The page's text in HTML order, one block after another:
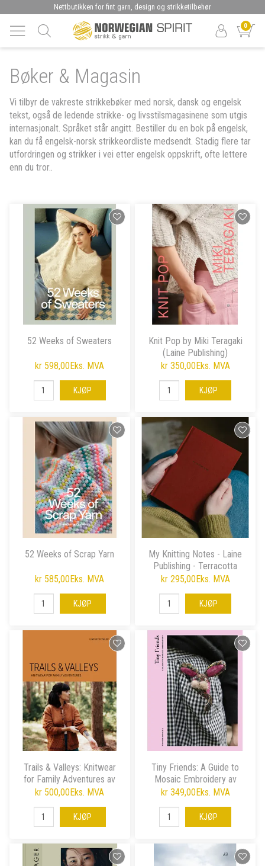
Nettbutikken for fint garn, design og strikketilbehør
0
Bøker & Magasin
Vi tilbyr de vakreste strikkebøker med norsk, dansk og engelsk
tekst, også de ledende strikke- og livsstilsmagasinene som utgis
internasjonalt. Språket står angitt. Bestiller du en bok på engelsk,
kan du få engelsk-norsk strikkeordliste medsendt. Stadig flere tar
utfordringen og strikker i vei etter engelsk oppskrift, ofte lettere
enn du tror..
52 Weeks of Sweaters
kr 598,00Eks. MVA
KJØP
Knit Pop by Miki Teragaki
(Laine Publishing)
kr 350,00Eks. MVA
KJØP
52 Weeks of Scrap Yarn
kr 585,00Eks. MVA
KJØP
My Knitting Notes - Laine
Publishing - Terracotta
kr 295,00Eks. MVA
KJØP
Trails & Valleys: Knitwear
for Family Adventures av
Lindsey
kr 500,00Eks. MVA
KJØP
Tiny Friends: A Guide to
Mosaic Embroidery av
Tomomi Mimura
kr 349,00Eks. MVA
KJØP